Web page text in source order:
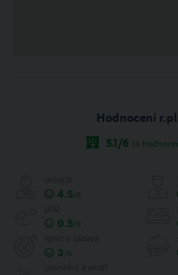
Hodnocení r.pl
5.1/6 (4
4.5/6
0.5/6
3/6